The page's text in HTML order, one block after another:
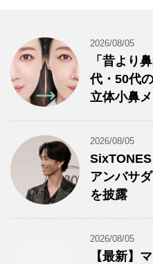
2026/08/05
「昔より
代・50代
立体小鼻
2026/08/05
アンバサ
を披露
2026/08/05
【最新】